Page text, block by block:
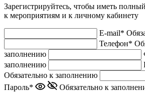
Зарегистрируйтесь, чтобы иметь
к мероприятиям и к личному кабинету
E-mail*
Телефон*
заполнению
заполнению
Обязательно к заполнению
Пароль*
Обязательно к